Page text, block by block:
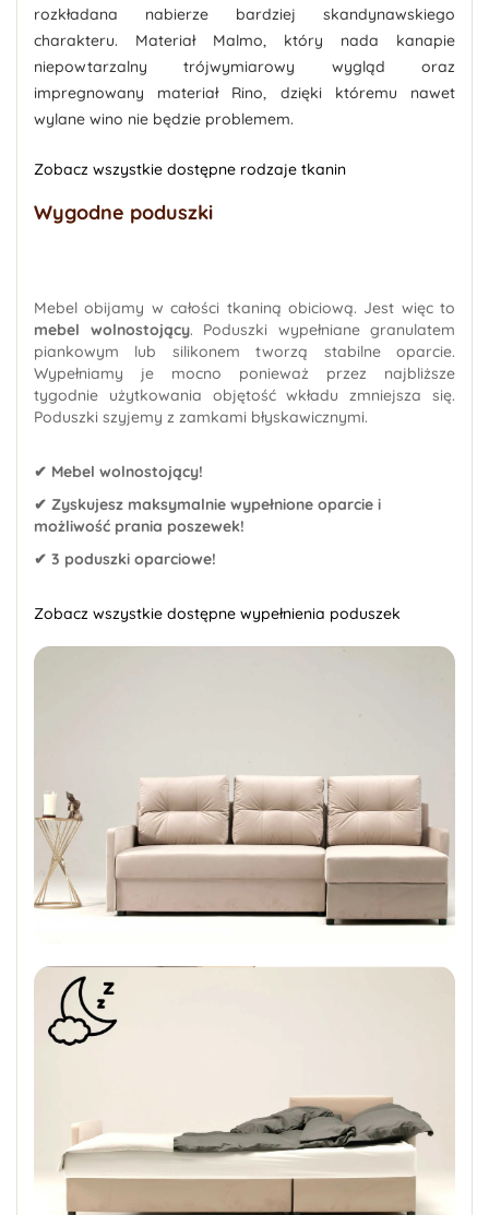
rozkładana nabierze bardziej skandynawskiego
charakteru. Materiał Malmo, który nada kanapie
niepowtarzalny trójwymiarowy wygląd oraz
impregnowany materiał Rino, dzięki któremu nawet
wylane wino nie będzie problemem.
Zobacz wszystkie dostępne rodzaje tkanin
Wygodne poduszki
Mebel obijamy w całości tkaniną obiciową. Jest więc to
mebel wolnostojący. Poduszki wypełniane granulatem
piankowym lub silikonem tworzą stabilne oparcie.
Wypełniamy je mocno ponieważ przez najbliższe
tygodnie użytkowania objętość wkładu zmniejsza się.
Poduszki szyjemy z zamkami błyskawicznymi.
✔ Mebel wolnostojący!
✔ Zyskujesz maksymalnie wypełnione oparcie i
możliwość prania poszewek!
✔ 3 poduszki oparciowe!
Zobacz wszystkie dostępne wypełnienia poduszek